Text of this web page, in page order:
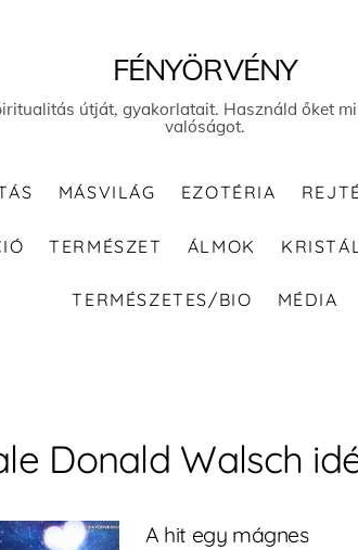
FÉNYÖRVÉNY
útját, gyakorlatait. Használd őket
valóságot.
MÁSVILÁG EZOTÉRIA
TERMÉSZET ÁLMOK
TERMÉSZETES/BIO MÉDIA
Donald Walsch
A hit egy mágnes